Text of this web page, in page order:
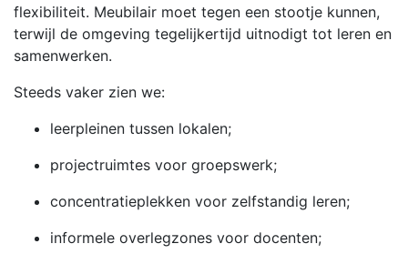
flexibiliteit. Meubilair moet tegen een stootje kunnen,
terwijl de omgeving tegelijkertijd uitnodigt tot leren en
samenwerken.
Steeds vaker zien we:
leerpleinen tussen lokalen;
projectruimtes voor groepswerk;
concentratieplekken voor zelfstandig leren;
informele overlegzones voor docenten;